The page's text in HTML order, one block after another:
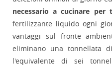
necessario a cucinare
fertilizzante liquido ogni
vantaggi sul fronte
eliminano una tonnellata
l'equivalente di sei